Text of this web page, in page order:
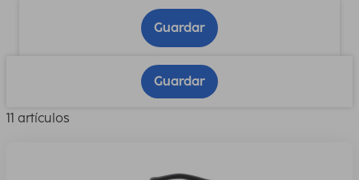
Guardar
Guardar
11 artículos